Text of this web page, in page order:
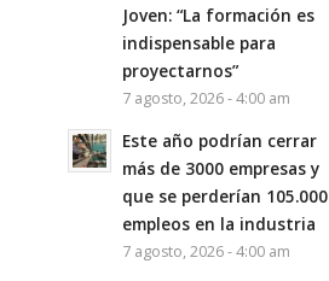
Joven: “La formación es
indispensable para
proyectarnos”
7 agosto, 2026 - 4:00 am
Este año podrían cerrar
más de 3000 empresas y
que se perderían 105.000
empleos en la industria
7 agosto, 2026 - 4:00 am